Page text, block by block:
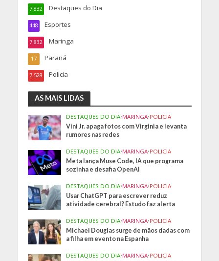
Destaques do Dia
7.832
Esportes
448
Maringa
7.832
Paraná
17
Policia
7.528
AS MAIS LIDAS
DESTAQUES DO DIA•MARINGA•POLICIA
Vini Jr. apaga fotos com Virginia e levanta
rumores nas redes
DESTAQUES DO DIA•MARINGA•POLICIA
Meta lança Muse Code, IA que programa
sozinha e desafia OpenAI
DESTAQUES DO DIA•MARINGA•POLICIA
Usar ChatGPT para escrever reduz
atividade cerebral? Estudo faz alerta
DESTAQUES DO DIA•MARINGA•POLICIA
Michael Douglas surge de mãos dadas com
a filha em evento na Espanha
DESTAQUES DO DIA•MARINGA•POLICIA